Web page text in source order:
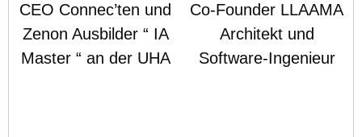
CEO Connec’ten und
Zenon Ausbilder “ IA
Master “ an der UHA
Co-Founder LLAAMA
Architekt und
Software-Ingenieur